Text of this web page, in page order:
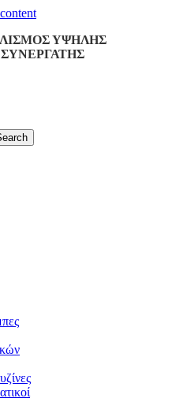
ΥΨΗΛΗΣ